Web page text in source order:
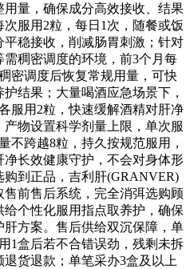
量，确保成分高效接收、结果
服用2粒，每日1次，随餐或饭
稳接收，削减肠胃刺激；针对
稠密调度的环境，前3个月每
密调度后恢复常规用量，可快
结果；大量喝酒应急场景下，
服用2粒，快速缓解酒精对肝净
物设置科学剂量上限，单次服
不跨越8粒，持久按规范服用，
长效健康守护，不会对身体形
到正品，吉利肝(GRANVER)
前售后系统，完全消弭选购顾
个性化服用指点取养护，确保
方案。售后供给双沉保障，单
1盒后若不合错误劲，残剩未拆
货退款；单笔采办3盒及以上